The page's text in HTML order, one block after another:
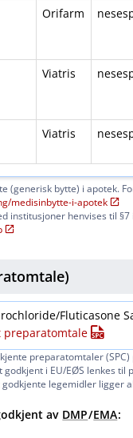
Orifarm
Viatris
Viatris
(generisk bytte) i apotek.
​medisinbytte-i-apotek
institusjoner henvises til §7 i
​Fluticasone
preparatomtale
preparatomtaler
godkjent i EU​/​EØS lenkes
godkjente legemidler ligger
av DMP/EMA: